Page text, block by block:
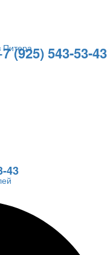
(925) 543-53-43
43